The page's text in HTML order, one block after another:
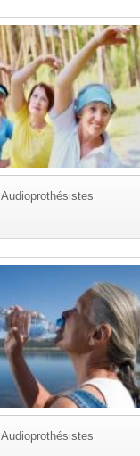
Audioprothésistes
Audioprothésistes